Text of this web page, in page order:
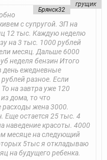
грущик
Брянск32
с супругой. ЗП на
12 тыс. Каждую неделю
на 3 тыс. 1000 рублей
месяц. Дальше 6000
неделя бензин Итого
день ежедневные
разное. Если
на завтра уже 120
дома, то что
жена 3000.
Еще остается 25 тыс. 4
наведение красоты. 4000
месяце на следующий
5тыс я откладываю
на будущего ребенка.